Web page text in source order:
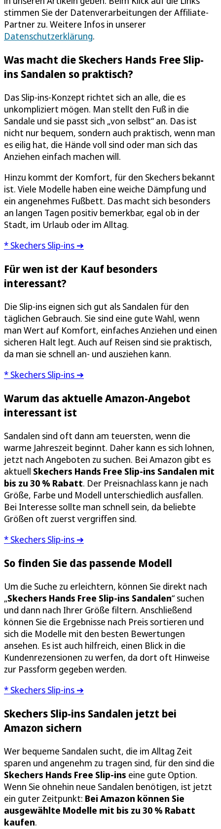
stimmen Sie der Datenverarbeitungen der Affiliate-
Partner zu. Weitere Infos in unserer
Datenschutzerklärung.
Was macht die Skechers Hands Free Slip-
ins Sandalen so praktisch?
Das Slip-ins-Konzept richtet sich an alle, die es
unkompliziert mögen. Man stellt den Fuß in die
Sandale und sie passt sich „von selbst“ an. Das ist
nicht nur bequem, sondern auch praktisch, wenn man
es eilig hat, die Hände voll sind oder man sich das
Anziehen einfach machen will.
Hinzu kommt der Komfort, für den Skechers bekannt
ist. Viele Modelle haben eine weiche Dämpfung und
ein angenehmes Fußbett. Das macht sich besonders
an langen Tagen positiv bemerkbar, egal ob in der
Stadt, im Urlaub oder im Alltag.
* Skechers Slip-ins ➔
Für wen ist der Kauf besonders
interessant?
Die Slip-ins eignen sich gut als Sandalen für den
täglichen Gebrauch. Sie sind eine gute Wahl, wenn
man Wert auf Komfort, einfaches Anziehen und einen
sicheren Halt legt. Auch auf Reisen sind sie praktisch,
da man sie schnell an- und ausziehen kann.
* Skechers Slip-ins ➔
Warum das aktuelle Amazon-Angebot
interessant ist
Sandalen sind oft dann am teuersten, wenn die
warme Jahreszeit beginnt. Daher kann es sich lohnen,
jetzt nach Angeboten zu suchen. Bei Amazon gibt es
aktuell Skechers Hands Free Slip-ins Sandalen mit
bis zu 30 % Rabatt. Der Preisnachlass kann je nach
Größe, Farbe und Modell unterschiedlich ausfallen.
Bei Interesse sollte man schnell sein, da beliebte
Größen oft zuerst vergriffen sind.
* Skechers Slip-ins ➔
So finden Sie das passende Modell
Um die Suche zu erleichtern, können Sie direkt nach
„Skechers Hands Free Slip-ins Sandalen“ suchen
und dann nach Ihrer Größe filtern. Anschließend
können Sie die Ergebnisse nach Preis sortieren und
sich die Modelle mit den besten Bewertungen
ansehen. Es ist auch hilfreich, einen Blick in die
Kundenrezensionen zu werfen, da dort oft Hinweise
zur Passform gegeben werden.
* Skechers Slip-ins ➔
Skechers Slip-ins Sandalen jetzt bei
Amazon sichern
Wer bequeme Sandalen sucht, die im Alltag Zeit
sparen und angenehm zu tragen sind, für den sind die
Skechers Hands Free Slip-ins eine gute Option.
Wenn Sie ohnehin neue Sandalen benötigen, ist jetzt
ein guter Zeitpunkt: Bei Amazon können Sie
ausgewählte Modelle mit bis zu 30 % Rabatt
kaufen.